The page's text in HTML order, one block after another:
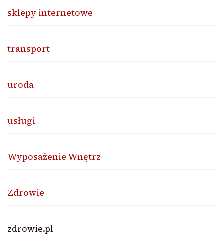
sklepy internetowe
transport
uroda
usługi
Wyposażenie Wnętrz
Zdrowie
zdrowie.pl